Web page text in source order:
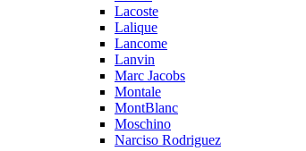
Lacoste
Lalique
Lancome
Lanvin
Marc Jacobs
Montale
MontBlanc
Moschino
Narciso Rodriguez